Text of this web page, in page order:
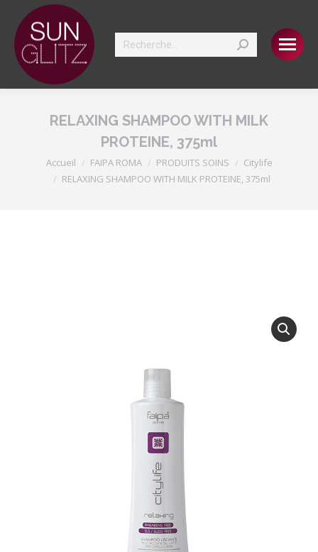
Search:
RELAXING SHAMPOO WITH MILK
PROTEINE, 375ml
Vous êtes ici :
Accueil FAIPA ROMA PRODUITS SOINS
Citylife
RELAXING SHAMPOO WITH MILK PROTEINE, 375ml